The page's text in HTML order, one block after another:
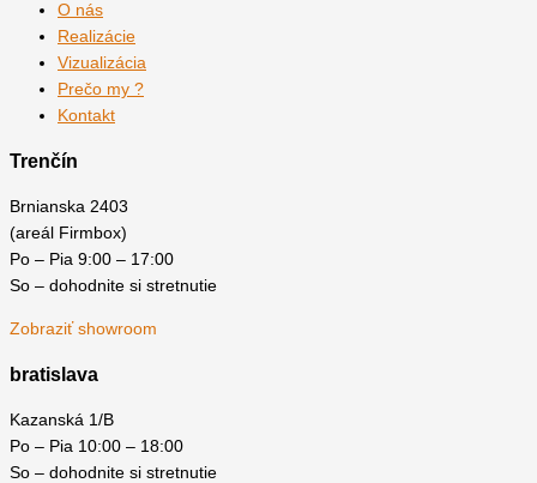
O nás
Realizácie
Vizualizácia
Prečo my ?
Kontakt
Trenčín
Brnianska 2403
(areál Firmbox)
Po – Pia 9:00 – 17:00
So – dohodnite si stretnutie
Zobraziť showroom
bratislava
Kazanská 1/B
Po – Pia 10:00 – 18:00
So – dohodnite si stretnutie